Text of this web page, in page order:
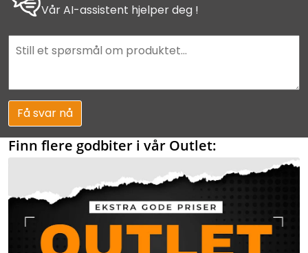
Vår AI-assistent hjelper deg !
Få svar nå
Finn flere godbiter i vår Outlet: